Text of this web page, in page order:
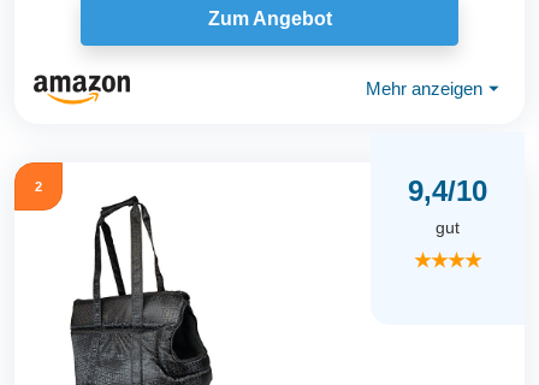
Zum Angebot
Mehr anzeigen ⏷
2 9,4/10
gut
★★★★